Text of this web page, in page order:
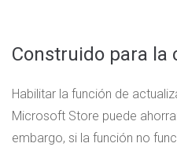
Construido para la
Habilitar la función de
Microsoft Store puede
embargo, si la función no